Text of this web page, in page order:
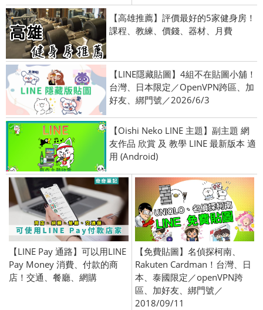
【高雄推薦】評價最好的5家健身房！
課程、教練、價錢、器材、月費
【LINE隱藏貼圖】4組不在貼圖小舖！
台灣、日本限定／OpenVPN跨區、加
好友、綁門號／2026/6/3
【Oishi Neko LINE 主題】副主題 網
友作品 欣賞 及 教學 LINE 最新版本 適
用 (Android)
【LINE Pay 通路】可以用LINE
Pay Money 消費、付款的商
店！交通、餐廳、網購
【免費貼圖】名偵探柯南、
Rakuten Cardman！台灣、日
本、泰國限定／openVPN跨
區、加好友、綁門號／
2018/09/11